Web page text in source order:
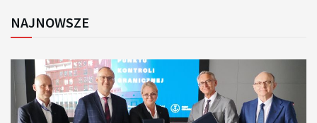
NAJNOWSZE